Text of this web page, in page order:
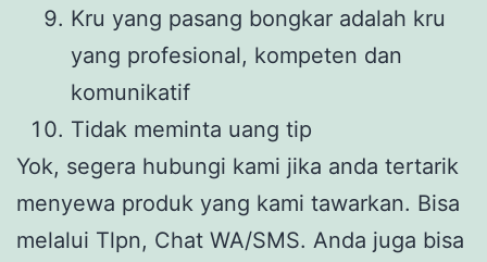
Kru yang pasang bongkar adalah kru
yang profesional, kompeten dan
komunikatif
Tidak meminta uang tip
Yok, segera hubungi kami jika anda tertarik
menyewa produk yang kami tawarkan. Bisa
melalui Tlpn, Chat WA/SMS. Anda juga bisa